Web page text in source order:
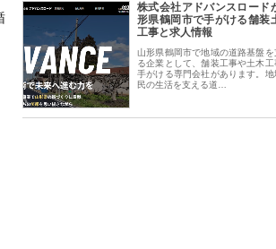
株式会社アドバンスロード
形県鶴岡市で手がける舗装
工事と求人情報
山形県鶴岡市で地域の道路基盤を
る企業として、舗装工事や土木工
手がける専門会社があります。地
民の生活を支える道…